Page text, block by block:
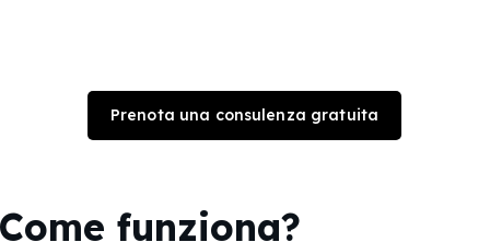
Prenota una consulenza gratuita
Come funziona?